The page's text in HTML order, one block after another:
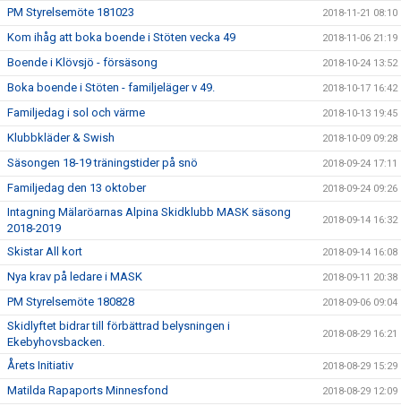
PM Styrelsemöte 181023 2018-11-21 08:10
Kom ihåg att boka boende i Stöten vecka 49 2018-11-06 21:19
Boende i Klövsjö - försäsong 2018-10-24 13:52
Boka boende i Stöten - familjeläger v 49. 2018-10-17 16:42
Familjedag i sol och värme 2018-10-13 19:45
Klubbkläder & Swish 2018-10-09 09:28
Säsongen 18-19 träningstider på snö 2018-09-24 17:11
Familjedag den 13 oktober 2018-09-24 09:26
Intagning Mälaröarnas Alpina Skidklubb MASK säsong
2018-2019
2018-09-14 16:32
Skistar All kort 2018-09-14 16:08
Nya krav på ledare i MASK 2018-09-11 20:38
PM Styrelsemöte 180828 2018-09-06 09:04
Skidlyftet bidrar till förbättrad belysningen i
Ekebyhovsbacken.
2018-08-29 16:21
Årets Initiativ 2018-08-29 15:29
Matilda Rapaports Minnesfond 2018-08-29 12:09